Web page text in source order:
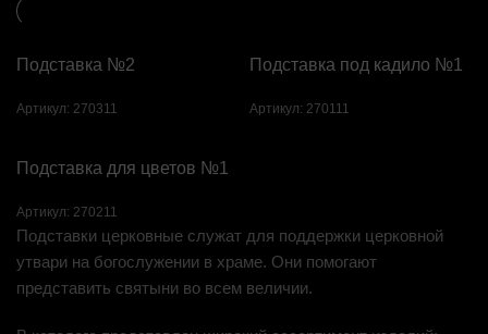
Подставка №2
Артикул: 270311
Подставка под кадило №1
Артикул: 270111
Подставка для цветов №1
Артикул: 270211
Подставки церковные служат для поддержки церковной
утвари на богослужении в храме. Они помогают
представить святыни во всем величии.